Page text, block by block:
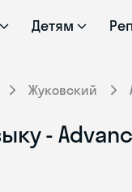
Детям
Жуковский
-